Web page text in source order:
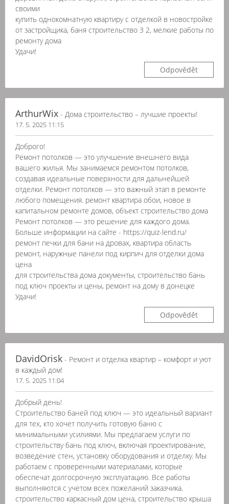
своими
купить однокомнатную квартиру с отделкой в новостройке
от застройщика, баня строительство 3 2, мелкие работы по
ремонту дома
Удачи!
Odpovědět
ArthurWix - Дома строительство – лучшие проекты!
17. 5. 2025 11:15
Доброго!
Ремонт потолков — это улучшение внешнего вида
вашего жилья. Мы занимаемся ремонтом потолков,
создавая идеальные поверхности для дальнейшей
отделки. Ремонт потолков — это важный этап в ремонте
любого помещения. ремонт квартира обои, новое в
капитальном ремонте домов, объект строительство дома
Ремонт потолков — это решение для каждого дома.
Больше информации на сайте - https://quiz-lend.ru/
ремонт печки для бани на дровах, квартира область
ремонт, наружные панели под кирпич для отделки дома
цена
для строительства дома документы, строительство бань
под ключ проекты и цены, ремонт на дому в донецке
Удачи!
Odpovědět
DavidOrisk - Ремонт и отделка квартир – комфорт и уют
в каждый дом!
17. 5. 2025 11:04
Добрый день!
Строительство баней под ключ — это идеальный вариант
для тех, кто хочет получить готовую баню с
минимальными усилиями. Мы предлагаем услуги по
строительству бань под ключ, включая проектирование,
возведение стен, установку оборудования и отделку. Мы
работаем с проверенными материалами, которые
обеспечат долгосрочную эксплуатацию. Все работы
выполняются с учетом всех пожеланий заказчика.
строительство каркасный дом цена, строительство крыша